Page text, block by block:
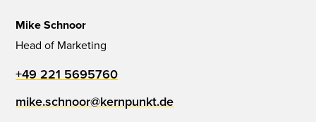
Mike Schnoor
Head of Marketing
+49 221 5695760
mike.schnoor@kernpunkt.de